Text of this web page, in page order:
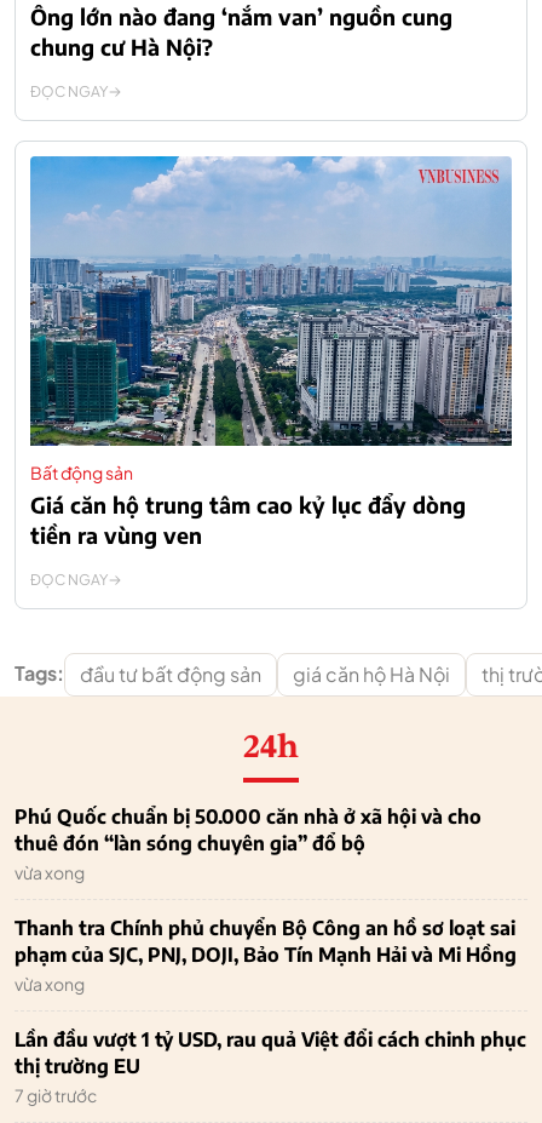
Ông lớn nào đang ‘nắm van’ nguồn cung
chung cư Hà Nội?
ĐỌC NGAY
Bất động sản
Giá căn hộ trung tâm cao kỷ lục đẩy dòng
tiền ra vùng ven
ĐỌC NGAY
Tags: đầu tư bất động sản giá căn hộ Hà Nội thị
24h
Phú Quốc chuẩn bị 50.000 căn nhà ở xã hội và cho
thuê đón “làn sóng chuyên gia” đổ bộ
vừa xong
Thanh tra Chính phủ chuyển Bộ Công an hồ sơ loạt sai
phạm của SJC, PNJ, DOJI, Bảo Tín Mạnh Hải và Mi Hồng
vừa xong
Lần đầu vượt 1 tỷ USD, rau quả Việt đổi cách chinh phục
thị trường EU
7 giờ trước